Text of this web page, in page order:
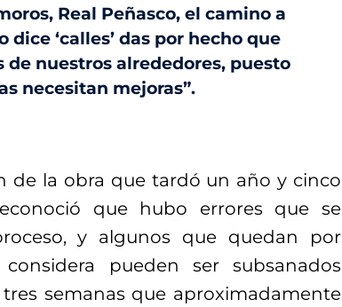
Real Peñasco, el camino a
dice ‘calles’ das por hecho que
de nuestros alrededores, puesto
necesitan mejoras”.
de la obra que tardó un año y cinco
que hubo errores que se
y algunos que quedan por
pueden ser subsanados
semanas que aproximadamente